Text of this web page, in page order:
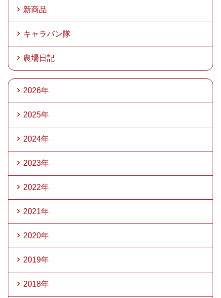
新商品
キャラバン隊
農場日記
2026年
2025年
2024年
2023年
2022年
2021年
2020年
2019年
2018年